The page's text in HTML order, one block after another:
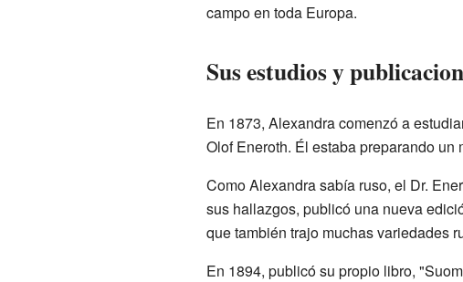
campo en toda Europa.
Sus estudios y
En 1873, Alexandra comenzó a
Olof Eneroth. Él estaba preparando un
Como Alexandra sabía ruso, el Dr.
sus hallazgos, publicó una nueva
que también trajo muchas variedades
En 1894, publicó su propio libro,